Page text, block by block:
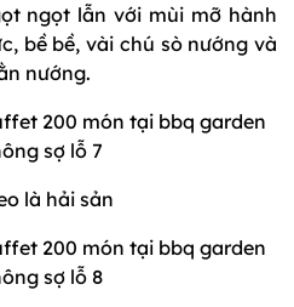
ngọt lẫn với mùi mỡ hành
bề bề, vài chú sò nướng và
nướng.
là hải sản